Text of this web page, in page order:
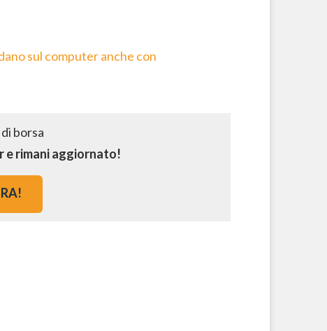
sul computer anche con
rimani aggiornato!